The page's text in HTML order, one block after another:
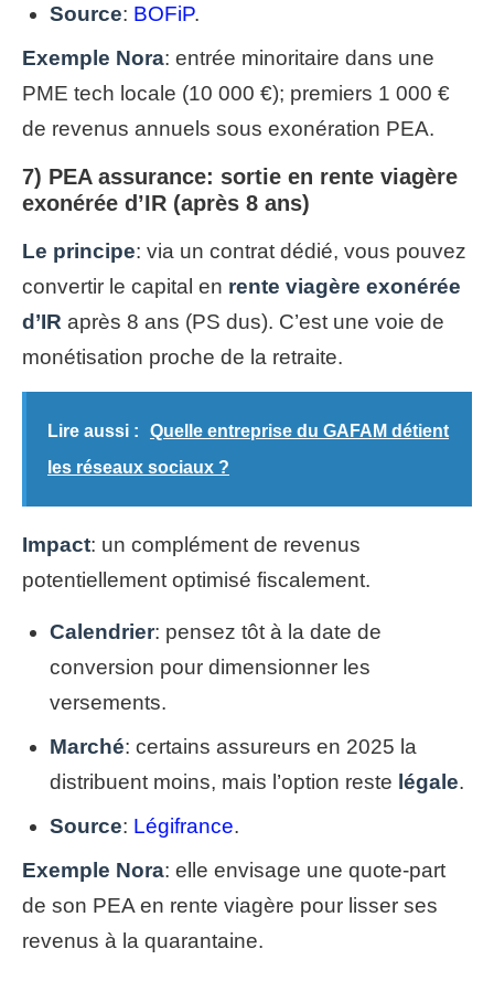
Source: BOFiP.
Exemple Nora: entrée minoritaire dans une
PME tech locale (10 000 €); premiers 1 000 €
de revenus annuels sous exonération PEA.
7) PEA assurance: sortie en rente viagère
exonérée d’IR (après 8 ans)
Le principe: via un contrat dédié, vous pouvez
convertir le capital en rente viagère exonérée
d’IR après 8 ans (PS dus). C’est une voie de
monétisation proche de la retraite.
Lire aussi :
Quelle entreprise du GAFAM détient
les réseaux sociaux ?
Impact: un complément de revenus
potentiellement optimisé fiscalement.
Calendrier: pensez tôt à la date de
conversion pour dimensionner les
versements.
Marché: certains assureurs en 2025 la
distribuent moins, mais l’option reste légale.
Source: Légifrance.
Exemple Nora: elle envisage une quote-part
de son PEA en rente viagère pour lisser ses
revenus à la quarantaine.